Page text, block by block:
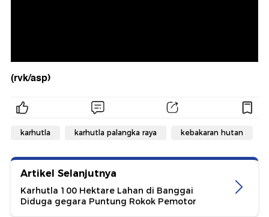
(rvk/asp)
karhutla karhutla palangka raya kebakaran hutan
Artikel Selanjutnya
Karhutla 100 Hektare Lahan di Banggai
Diduga gegara Puntung Rokok Pemotor